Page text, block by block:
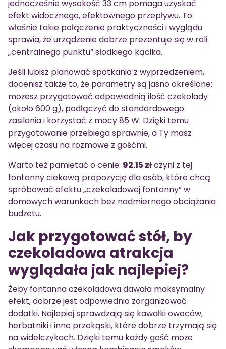
jednocześnie wysokość 33 cm pomaga uzyskać
efekt widocznego, efektownego przepływu. To
właśnie takie połączenie praktyczności i wyglądu
sprawia, że urządzenie dobrze prezentuje się w roli
„centralnego punktu” słodkiego kącika.
Jeśli lubisz planować spotkania z wyprzedzeniem,
docenisz także to, że parametry są jasno określone:
możesz przygotować odpowiednią ilość czekolady
(około 600 g), podłączyć do standardowego
zasilania i korzystać z mocy 85 W. Dzięki temu
przygotowanie przebiega sprawnie, a Ty masz
więcej czasu na rozmowę z gośćmi.
Warto też pamiętać o cenie: 92.15 złczyni z tej
fontanny ciekawą propozycję dla osób, które chcą
spróbować efektu „czekoladowej fontanny” w
domowych warunkach bez nadmiernego obciążania
budżetu.
Jak przygotować stół, by
czekoladowa atrakcja
wyglądała jak najlepiej?
Żeby fontanna czekoladowa dawała maksymalny
efekt, dobrze jest odpowiednio zorganizować
dodatki. Najlepiej sprawdzają się kawałki owoców,
herbatniki i inne przekąski, które dobrze trzymają się
na widelczykach. Dzięki temu każdy gość może